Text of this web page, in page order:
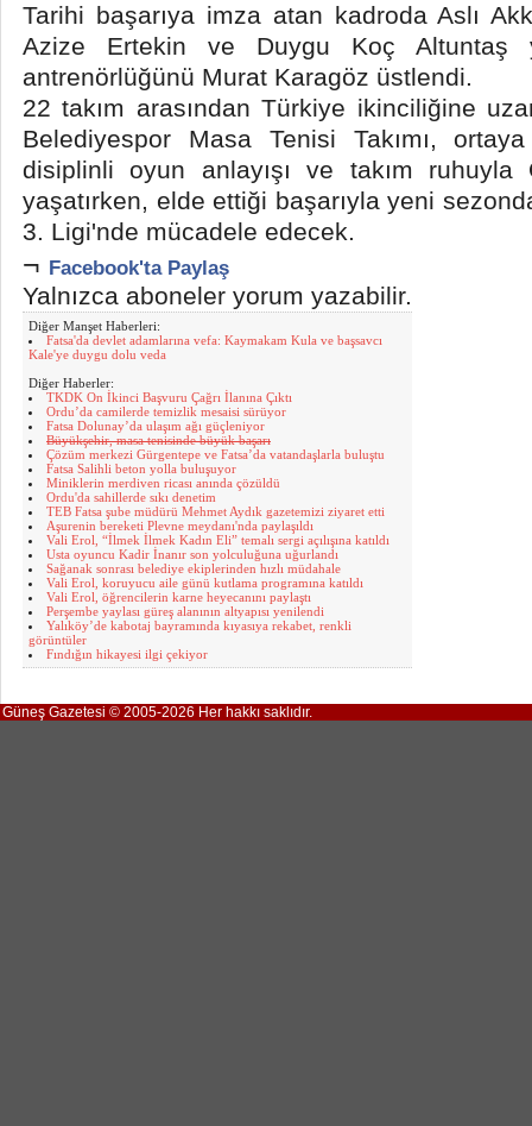
Tarihi başarıya imza atan kadroda Aslı
Azize Ertekin ve Duygu Koç Altuntaş
antrenörlüğünü Murat Karagöz üstlendi.
22 takım arasından Türkiye ikinciliğine
Belediyespor Masa Tenisi Takımı,
disiplinli oyun anlayışı ve takım ruhuyla
yaşatırken, elde ettiği başarıyla yeni
3. Ligi'nde mücadele edecek.
¬ Facebook'ta Paylaş
Yalnızca aboneler yorum yazabilir.
Diğer Manşet Haberleri:
Fatsa'da devlet adamlarına vefa: Kaymakam Kula ve başsavcı
Kale'ye duygu dolu veda
Diğer Haberler:
TKDK On İkinci Başvuru Çağrı İlanına Çıktı
Ordu’da camilerde temizlik mesaisi sürüyor
Fatsa Dolunay’da ulaşım ağı güçleniyor
Büyükşehir, masa tenisinde büyük başarı
Çözüm merkezi Gürgentepe ve Fatsa’da vatandaşlarla buluştu
Fatsa Salihli beton yolla buluşuyor
Miniklerin merdiven ricası anında çözüldü
Ordu'da sahillerde sıkı denetim
TEB Fatsa şube müdürü Mehmet Aydık gazetemizi ziyaret etti
Aşurenin bereketi Plevne meydanı'nda paylaşıldı
Vali Erol, “İlmek İlmek Kadın Eli” temalı sergi açılışına katıldı
Usta oyuncu Kadir İnanır son yolculuğuna uğurlandı
Sağanak sonrası belediye ekiplerinden hızlı müdahale
Vali Erol, koruyucu aile günü kutlama programına katıldı
Vali Erol, öğrencilerin karne heyecanını paylaştı
Perşembe yaylası güreş alanının altyapısı yenilendi
Yalıköy’de kabotaj bayramında kıyasıya rekabet, renkli
görüntüler
Fındığın hikayesi ilgi çekiyor
Güneş Gazetesi © 2005-2026 Her hakkı saklıdır.